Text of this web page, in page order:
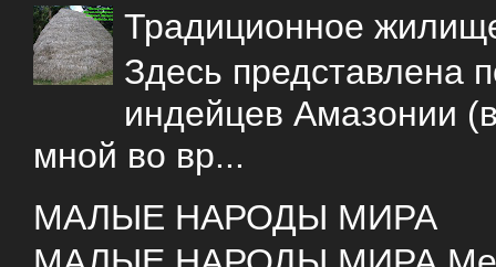
Традиционное
Здесь представлена
индейцев Амазонии
мной во вр...
МАЛЫЕ НАРОДЫ МИРА